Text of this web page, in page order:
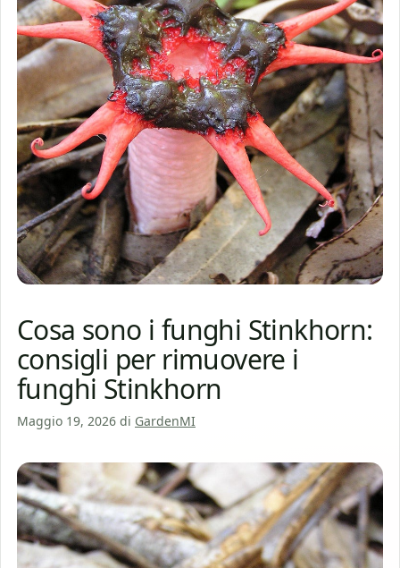
Cosa sono i funghi Stinkhorn:
consigli per rimuovere i
funghi Stinkhorn
Maggio 19, 2026 di GardenMI